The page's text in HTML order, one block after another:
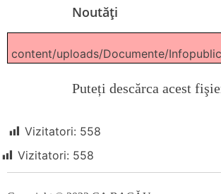
Noutăţi
content/uploads/Documente/
Puteți descărca acest
Vizitatori: 558
Vizitatori: 558